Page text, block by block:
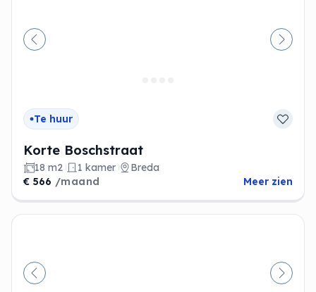
Vorige
Te huur
Korte Boschstraat
18 m2 1 kamer
Breda
€ 566 /maand Meer zien
Vorige